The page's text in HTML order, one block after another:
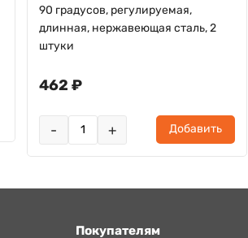
90 градусов, регулируемая,
длинная, нержавеющая сталь, 2
штуки
462 ₽
- + Добавить
Покупателям